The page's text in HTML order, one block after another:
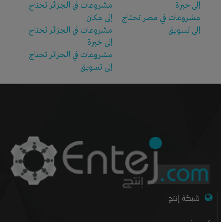
إلى خبرة
مشروعات في مصر تحتاج
إلى تسويق
مشروعات في الجزائر تحتاج
إلى مكان
مشروعات في الجزائر تحتاج
إلى خبرة
مشروعات في الجزائر تحتاج
إلى تسويق
شبكة إنتج